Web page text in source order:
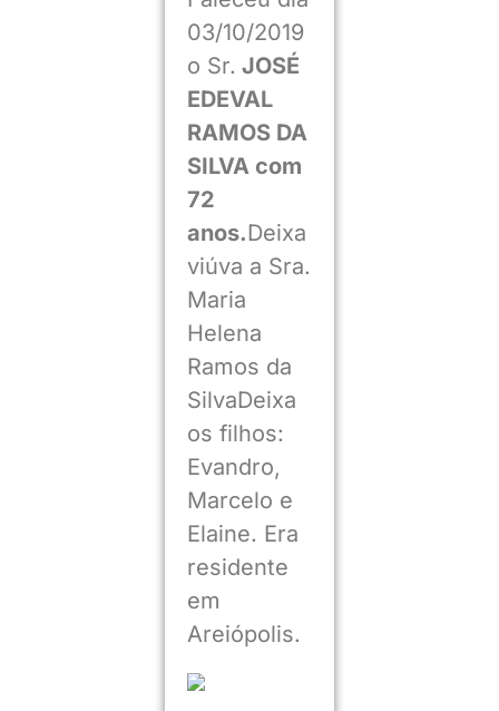
03/10/2019
o Sr. JOSÉ
EDEVAL
RAMOS DA
SILVA com
72
anos.Deixa
viúva a Sra.
Maria
Helena
Ramos da
SilvaDeixa
os filhos:
Evandro,
Marcelo e
Elaine. Era
residente
em
Areiópolis.